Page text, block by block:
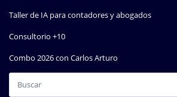
Taller de IA para contadores y abogados
Consultorio +10
Combo 2026 con Carlos Arturo